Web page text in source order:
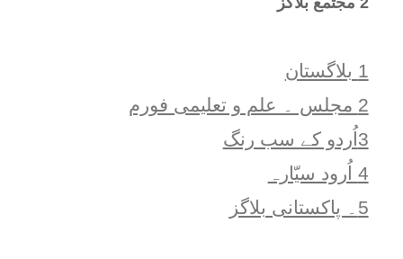
1 بلاگستان
2 مجلس ۔ علم و تعلیمی فورم
3اُردو کے سب رنگ
4 اُرود سیّارہ
5۔ پاکستانی بلاگز